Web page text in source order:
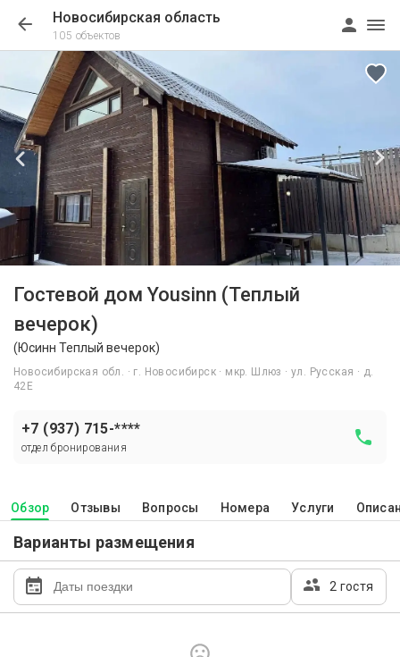
Новосибирская область
105 объектов
Гостевой дом Yousinn (Теплый
вечерок)
(Юсинн Теплый вечерок)
Новосибирская обл. · г. Новосибирск · мкр. Шлюз · ул. Русская · д.
42Е
+7 (937) 715-****
отдел бронирования
Обзор Отзывы Вопросы Номера Услуги
Варианты размещения
2 гостя